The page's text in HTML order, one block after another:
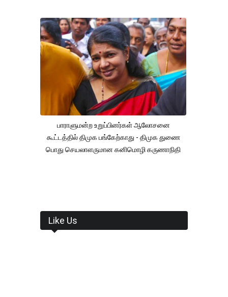
பாராளுமன்ற உறுப்பினர்கள் ஆலோசனை
கூட்டத்தில் திமுக பங்கேற்காது - திமுக துணை
பொது செயலாளருமான கனிமொழி கருணாநிதி
Like Us